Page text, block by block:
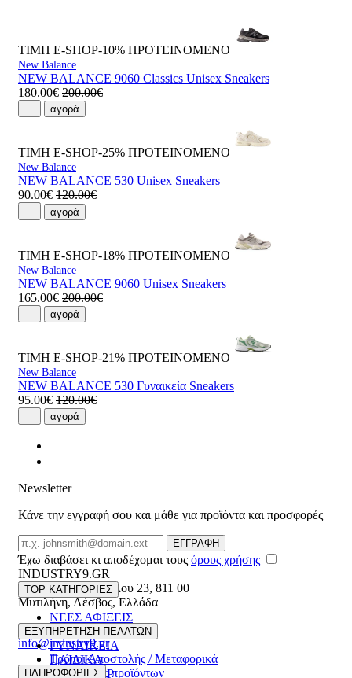
ΤΙΜΗ E-SHOP-10% ΠΡΟΤΕΙΝΟΜΕΝΟ
New Balance
NEW BALANCE 9060 Classics Unisex Sneakers
180.00€ 200.00€
αγορά
ΤΙΜΗ E-SHOP-25% ΠΡΟΤΕΙΝΟΜΕΝΟ
New Balance
NEW BALANCE 530 Unisex Sneakers
90.00€ 120.00€
αγορά
ΤΙΜΗ E-SHOP-18% ΠΡΟΤΕΙΝΟΜΕΝΟ
New Balance
NEW BALANCE 9060 Unisex Sneakers
165.00€ 200.00€
αγορά
ΤΙΜΗ E-SHOP-21% ΠΡΟΤΕΙΝΟΜΕΝΟ
New Balance
NEW BALANCE 530 Γυναικεία Sneakers
95.00€ 120.00€
αγορά
Newsletter
Κάνε την εγγραφή σου και μάθε για προϊόντα και προσφορές
Email
ΕΓΓΡΑΦΗ
Έχω διαβάσει κι αποδέχομαι τους όρους χρήσης
INDUSTRY9.GR
Ελευθέριου Βενιζέλου 23, 811 00
Μυτιλήνη,Λέσβος,Ελλάδα
22510 55629
info@industry9.gr
TOP ΚΑΤΗΓΟΡΙΕΣ
ΝΕΕΣ ΑΦΙΞΕΙΣ
ΑΝΔΡΙΚΑ
ΓΥΝΑΙΚΕΙΑ
ΠΑΙΔΙΚΑ
ΑΞΕΣΟΥΑΡ
ΕΞΥΠΗΡΕΤΗΣΗ ΠΕΛΑΤΩΝ
Τρόποι Αποστολής / Μεταφορικά
Επιστροφές προϊόντων
ΠΛΗΡΟΦΟΡΙΕΣ